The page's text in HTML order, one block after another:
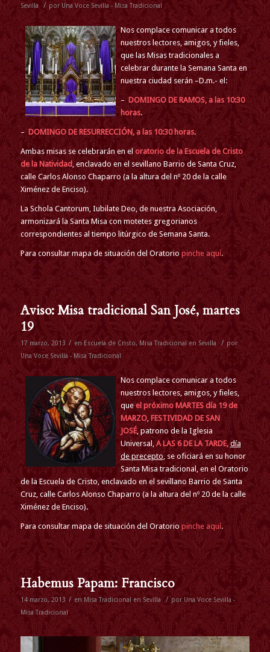
Sevilla
/ porUna Voce Sevilla - Misa Tradicional
Nos complace comunicar a todos
nuestros lectores, amigos, y fieles,
que las Misas tradicionales a
celebrar durante la Semana Santa en
nuestra ciudad serán –D.m.- el:
– DOMINGO DE RAMOS, a las 10:30
horas.
– DOMINGO DE RESURRECCIÓN, a las 10:30 horas.
Ambas misas se celebrarán en el oratorio de la Escuela de Cristo
de la Natividad , enclavado en el sevillano Barrio de Santa Cruz,
calle Carlos Alonso Chaparro (a la altura del nº 20 de la calle
Ximénez de Enciso).
La Schola Cantorum, Iubilate Deo, de nuestra Asociación,
armonizará la Santa Misa con motetes gregorianos
correspondientes al tiempo litúrgico de Semana Santa.
Para consultar mapa de situación del Oratorio pinche aquí.
Aviso: Misa tradicional San José, martes
19
17 marzo, 2013 / en Escuela de Cristo, Misa Tradicional en Sevilla / por
Una Voce Sevilla - Misa Tradicional
Nos complace comunicar a todos
nuestros lectores, amigos, y fieles,
que el próximo MARTESdía 19de
MARZO, FESTIVIDAD DE SAN
JOSÉ, patrono de la Iglesia
Universal, A LAS 6 DE LA TARDE, día
de precepto, se oficiará en su honor
Santa Misa tradicional, en el Oratorio
de la Escuela de Cristo, enclavado en el sevillano Barrio de Santa
Cruz, calle Carlos Alonso Chaparro (a la altura del nº 20 de la calle
Ximénez de Enciso).
Para consultar mapa de situación del Oratorio pinche aquí.
Habemus Papam: Francisco
14 marzo, 2013 / en Misa Tradicional en Sevilla / por Una Voce Sevilla -
Misa Tradicional